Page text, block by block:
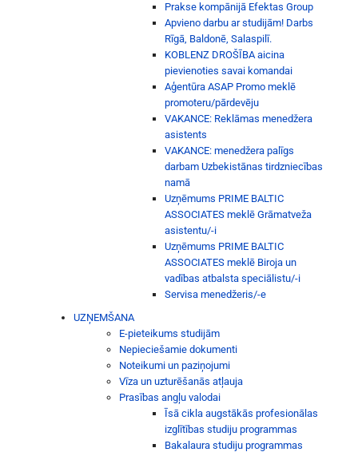
Prakse kompānijā Efektas Group
Apvieno darbu ar studijām! Darbs
Rīgā, Baldonē, Salaspilī.
KOBLENZ DROŠĪBA aicina
pievienoties savai komandai
Aģentūra ASAP Promo meklē
promoteru/pārdevēju
VAKANCE: Reklāmas menedžera
asistents
VAKANCE: menedžera palīgs
darbam Uzbekistānas tirdzniecības
namā
Uzņēmums PRIME BALTIC
ASSOCIATES meklē Grāmatveža
asistentu/-i
Uzņēmums PRIME BALTIC
ASSOCIATES meklē Biroja un
vadības atbalsta speciālistu/-i
Servisa menedžeris/-e
UZŅEMŠANA
E-pieteikums studijām
Nepieciešamie dokumenti
Noteikumi un paziņojumi
Vīza un uzturēšanās atļauja
Prasības angļu valodai
Īsā cikla augstākās profesionālas
izglītības studiju programmas
Bakalaura studiju programmas